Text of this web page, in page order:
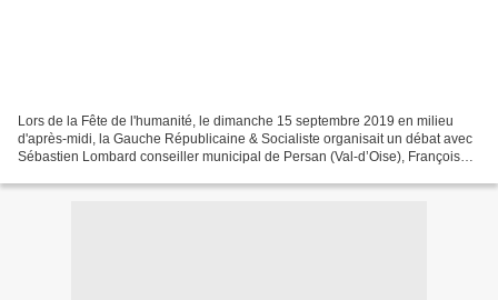
Lors de la Fête de l'humanité, le dimanche 15 septembre 2019 en milieu
d'après-midi, la Gauche Républicaine & Socialiste organisait un débat avec
Sébastien Lombard conseiller municipal de Persan (Val-d’Oise), Françoise